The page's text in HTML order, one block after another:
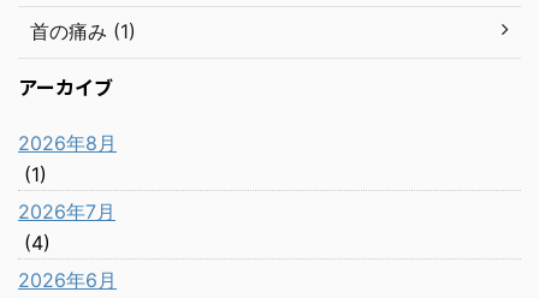
首の痛み (1)
アーカイブ
2026年8月
(1)
2026年7月
(4)
2026年6月